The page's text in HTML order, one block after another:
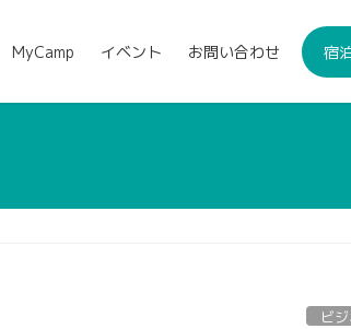
MyCamp イベント お問い合わせ 宿
ビ